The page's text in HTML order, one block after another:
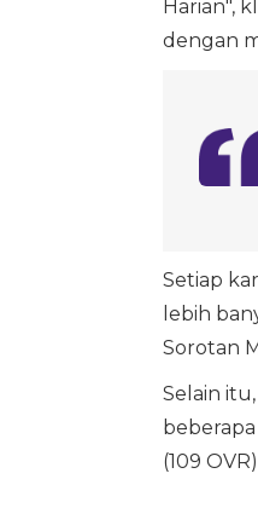
Harian",
dengan
Setiap
lebih
Sorotan
Selain
(109